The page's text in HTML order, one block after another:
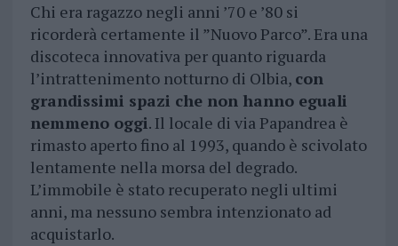
Chi era ragazzo negli anni ’70 e ’80 si
ricorderà certamente il ”Nuovo Parco”. Era una
discoteca innovativa per quanto riguarda
l’intrattenimento notturno di Olbia, con
grandissimi spazi che non hanno eguali
nemmeno oggi. Il locale di via Papandrea è
rimasto aperto fino al 1993, quando è scivolato
lentamente nella morsa del degrado.
L’immobile è stato recuperato negli ultimi
anni, ma nessuno sembra intenzionato ad
acquistarlo.